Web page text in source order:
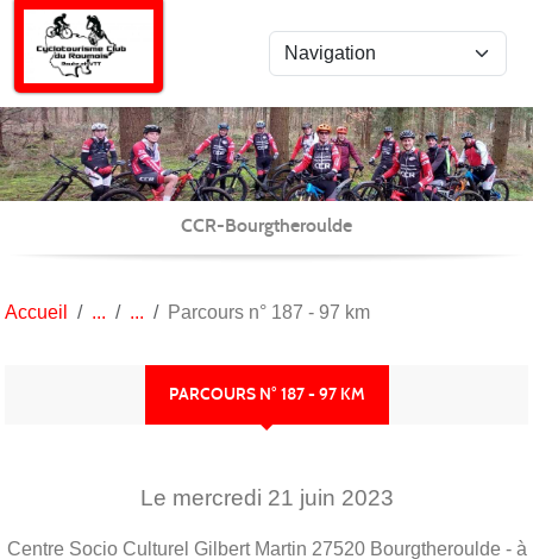
CCR-Bourgtheroulde
Accueil Parcours n° 187 - 97 km
PARCOURS N° 187 - 97 KM
Le mercredi 21 juin 2023
Centre Socio Culturel Gilbert Martin 27520 Bourgtheroulde - à
Panneau de gestion des cookies